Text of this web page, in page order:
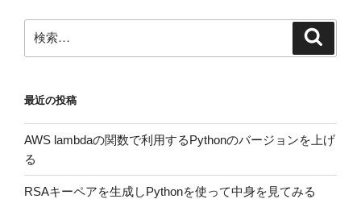
索:
最近の投稿
AWS lambdaの関数で利用するPythonのバージョンを上げ
る
RSAキーペアを生成しPythonを使って中身を見てみる